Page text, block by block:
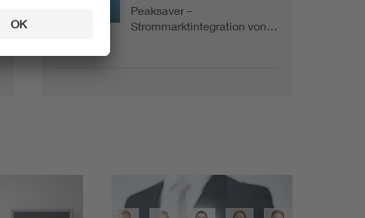
Peaksaver –
Strommarktintegration von…